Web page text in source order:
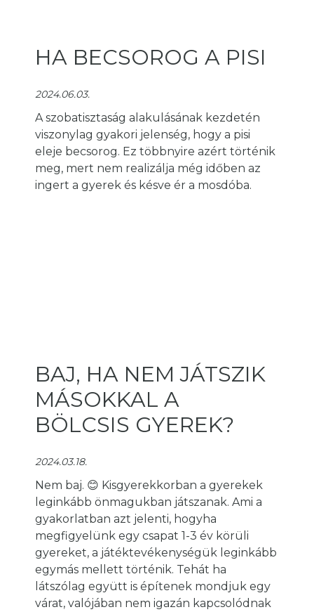
HA BECSOROG A PISI
2024.06.03.
A szobatisztaság alakulásának kezdetén
viszonylag gyakori jelenség, hogy a pisi
eleje becsorog. Ez többnyire azért történik
meg, mert nem realizálja még időben az
ingert a gyerek és késve ér a mosdóba.
BAJ, HA NEM JÁTSZIK
MÁSOKKAL A
BÖLCSIS GYEREK?
2024.03.18.
Nem baj. 😊 Kisgyerekkorban a gyerekek
leginkább önmagukban játszanak. Ami a
gyakorlatban azt jelenti, hogyha
megfigyelünk egy csapat 1-3 év körüli
gyereket, a játéktevékenységük leginkább
egymás mellett történik. Tehát ha
látszólag együtt is építenek mondjuk egy
várat, valójában nem igazán kapcsolódnak